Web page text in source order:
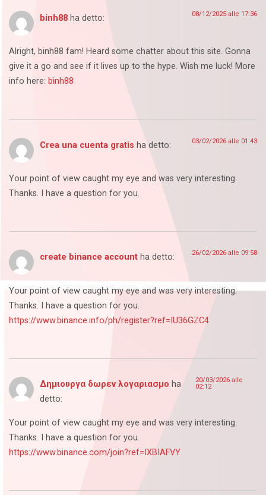
binh88 ha detto: 08/12/2025 alle 17:36
Alright, binh88 fam! Heard some chatter about this site. Gonna
give it a go and see if it lives up to the hype. Wish me luck! More
info here: binh88
Crea una cuenta gratis ha detto: 03/02/2026 alle 01:43
Your point of view caught my eye and was very interesting.
Thanks. I have a question for you.
create binance account ha detto: 26/02/2026 alle 09:58
Your point of view caught my eye and was very interesting.
Thanks. I have a question for you.
https://www.binance.info/ph/register?ref=IU36GZC4
Δημιουργα δωρεν λογαριασμο ha
detto:
20/03/2026 alle
02:12
Your point of view caught my eye and was very interesting.
Thanks. I have a question for you.
https://www.binance.com/join?ref=IXBIAFVY